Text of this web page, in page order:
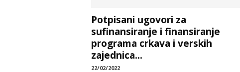
Potpisani ugovori za
sufinansiranje i finansiranje
programa crkava i verskih
zajednica...
22/02/2022